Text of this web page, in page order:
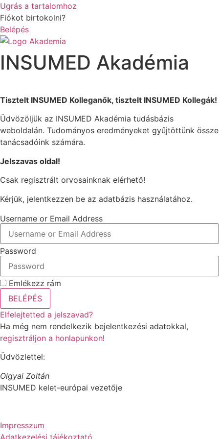
Ugrás a tartalomhoz
Fiókot birtokolni?
Belépés
INSUMED Akadémia
Tisztelt INSUMED Kolleganők, tisztelt INSUMED Kollegák!
Üdvözöljük az INSUMED Akadémia tudásbázis
weboldalán. Tudományos eredményeket gyűjtöttünk össze
tanácsadóink számára.
Jelszavas oldal!
Csak regisztrált orvosainknak elérhető!
Kérjük, jelentkezzen be az adatbázis használatához.
Username or Email Address
Password
Emlékezz rám
BELÉPÉS
Elfelejtetted a jelszavad?
Ha még nem rendelkezik bejelentkezési adatokkal,
regisztráljon a honlapunkon!
Üdvözlettel:
Olgyai Zoltán
INSUMED kelet-európai vezetője
Impresszum
Adatkezelési tájékoztató